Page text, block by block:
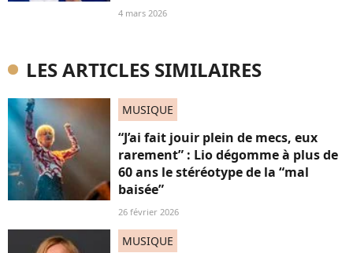
4 mars 2026
LES ARTICLES SIMILAIRES
MUSIQUE
“J’ai fait jouir plein de mecs, eux
rarement” : Lio dégomme à plus de
60 ans le stéréotype de la “mal
baisée”
26 février 2026
MUSIQUE